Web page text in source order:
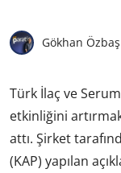
Gökhan Özbaş
Türk İlaç ve
etkinliğini
attı. Şirket
(KAP) yapılan